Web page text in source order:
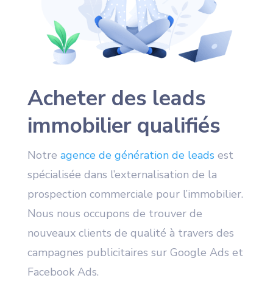
Acheter des leads
immobilier qualifiés
Notre agence de génération de leads est
spécialisée dans l’externalisation de la
prospection commerciale pour l’immobilier.
Nous nous occupons de trouver de
nouveaux clients de qualité à travers des
campagnes publicitaires sur Google Ads et
Facebook Ads.